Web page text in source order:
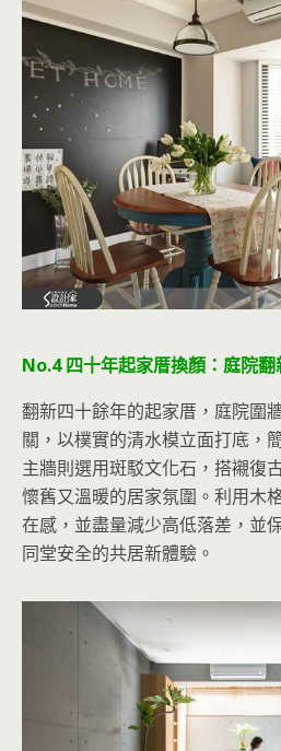
No.4 四十年起家厝換顏：庭院
翻新四十餘年的起家厝，庭院圍
關，以樸實的清水模立面打底，
主牆則選用斑駁文化石，搭襯復
懷舊又溫暖的居家氛圍。利用木
在感，並盡量減少高低落差，並
同堂安全的共居新體驗。